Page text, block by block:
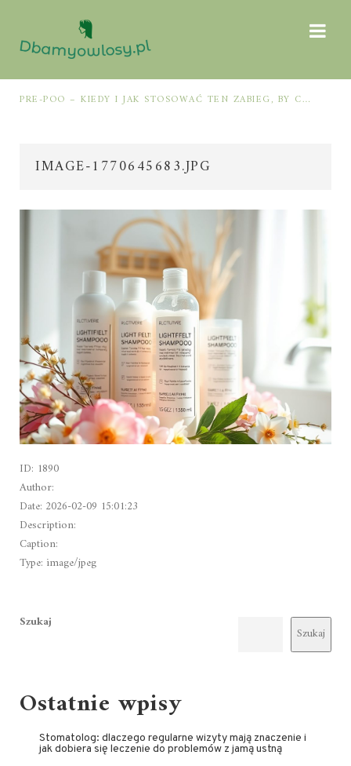
PRE-POO – KIEDY I JAK STOSOWAĆ TEN ZABIEG, BY CHRONIĆ I NAWILŻAĆ WŁOSY PRZED MYCIEM SZAMPONEM
IMAGE-1770645683.JPG
ID: 1890
Author:
Date: 2026-02-09 15:01:23
Description:
Caption:
Type: image/jpeg
Szukaj
Szukaj
Ostatnie wpisy
Stomatolog: dlaczego regularne wizyty mają znaczenie i
jak dobiera się leczenie do problemów z jamą ustną